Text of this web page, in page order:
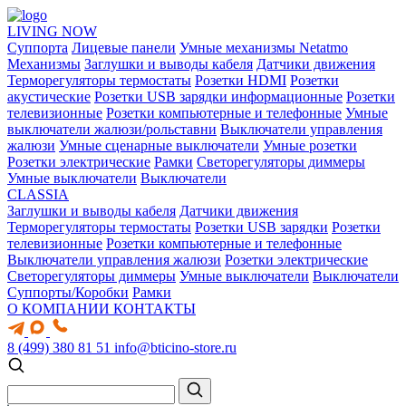
LIVING NOW
Суппорта Лицевые панели Умные механизмы Netatmo
Механизмы Заглушки и выводы кабеля Датчики движения
Терморегуляторы термостаты Розетки HDMI Розетки
акустические Розетки USB зарядки информационные Розетки
телевизионные Розетки компьютерные и телефонные Умные
выключатели жалюзи/рольставни Выключатели управления
жалюзи Умные сценарные выключатели Умные розетки
Розетки электрические Рамки Светорегуляторы диммеры
Умные выключатели Выключатели
CLASSIA
Заглушки и выводы кабеля Датчики движения
Терморегуляторы термостаты Розетки USB зарядки Розетки
телевизионные Розетки компьютерные и телефонные
Выключатели управления жалюзи Розетки электрические
Светорегуляторы диммеры Умные выключатели Выключатели
Суппорты/Коробки Рамки
О КОМПАНИИ КОНТАКТЫ
8 (499) 380 81 51 info@bticino-store.ru